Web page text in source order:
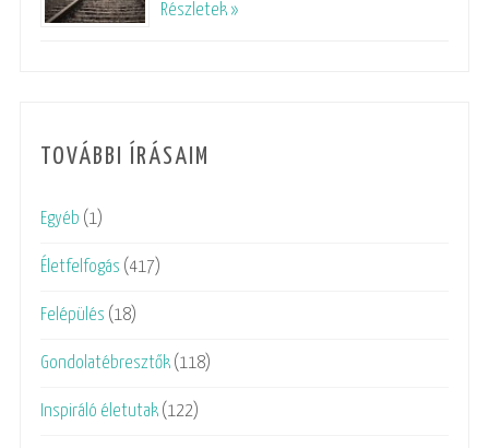
Részletek »
TOVÁBBI ÍRÁSAIM
Egyéb (1)
Életfelfogás (417)
Felépülés (18)
Gondolatébresztők (118)
Inspiráló életutak (122)